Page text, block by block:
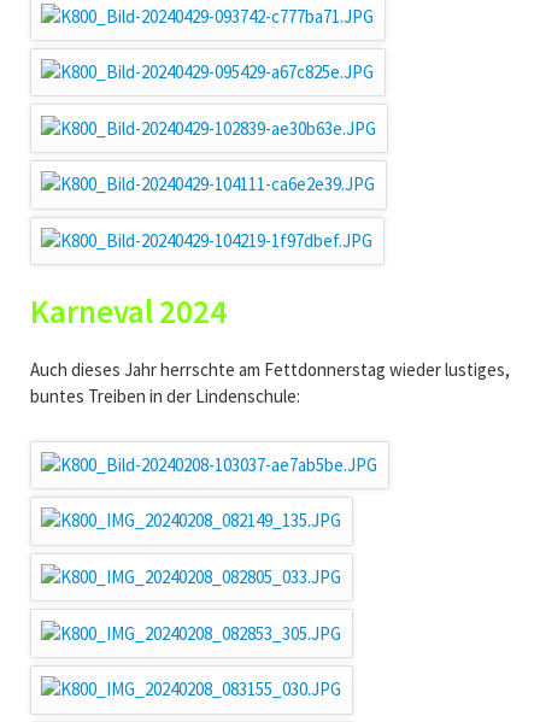
Karneval 2024
Auch dieses Jahr herrschte am Fettdonnerstag wieder lustiges,
buntes Treiben in der Lindenschule: